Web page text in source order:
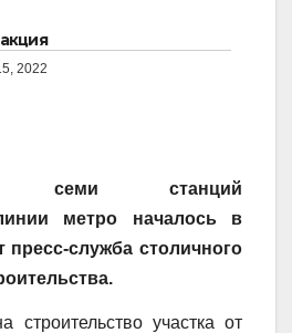
2022
семи станций
метро началось в
пресс-служба столичного
строительство участка от